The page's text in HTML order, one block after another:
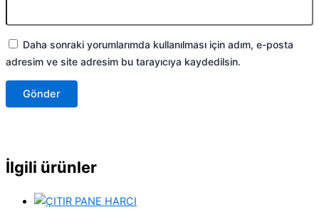
Daha sonraki yorumlarımda kullanılması için adım, e-posta
adresim ve site adresim bu tarayıcıya kaydedilsin.
İlgili ürünler